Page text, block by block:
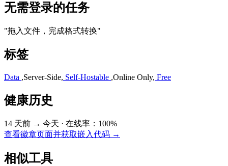
无需登录的任务
"拖入文件，完成格式转换"
标签
Data ,Server-Side, Self-Hostable ,Online Only, Free
健康历史
14 天前 → 今天 · 在线率：100%
查看徽章页面并获取嵌入代码 →
相似工具